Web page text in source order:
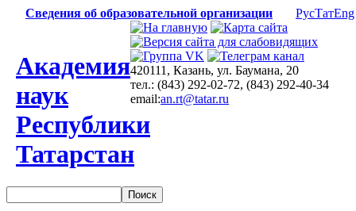
Сведения об образовательной организации РусТатEng
Академия
наук
Республики
Татарстан
420111, Казань, ул. Баумана, 20
тел.: (843) 292-02-72, (843) 292-40-34
email:an.rt@tatar.ru